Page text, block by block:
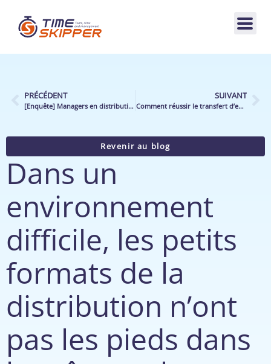
PRÉCÉDENT
[Enquête] Managers en distribution : entre le marteau et l’enclume
SUIVANT
Comment réussir le transfert d’enseigne de votre magasin ?
Revenir au blog
Dans un
environnement
difficile, les petits
formats de la
distribution n’ont
pas les pieds dans